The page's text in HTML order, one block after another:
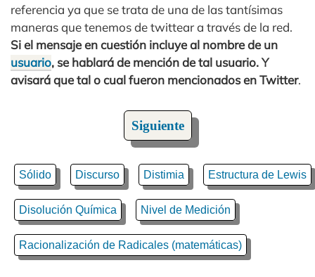
referencia ya que se trata de una de las tantísimas
maneras que tenemos de twittear a través de la red.
Si el mensaje en cuestión incluye al nombre de un
usuario, se hablará de mención de tal usuario. Y
avisará que tal o cual fueron mencionados en Twitter.
Siguiente
Sólido Discurso Distimia Estructura de Lewis
Disolución Química Nivel de Medición
Racionalización de Radicales (matemáticas)